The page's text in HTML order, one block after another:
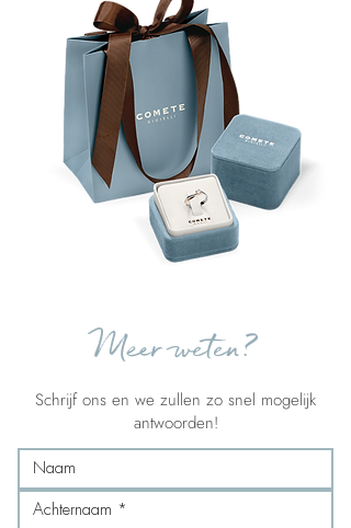
Meer weten?
Schrijf ons en we zullen zo snel mogelijk
antwoorden!